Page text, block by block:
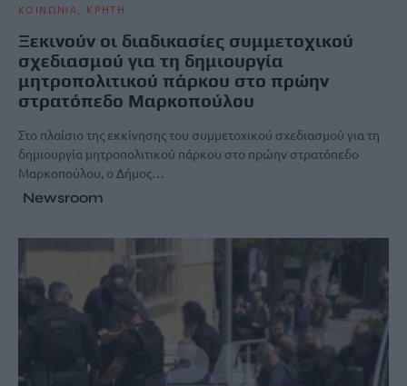
ΚΟΙΝΩΝΙΑ ΚΡΗΤΗ
Ξεκινούν οι διαδικασίες συμμετοχικού
σχεδιασμού για τη δημιουργία
μητροπολιτικού πάρκου στο πρώην
στρατόπεδο Μαρκοπούλου
Στο πλαίσιο της εκκίνησης του συμμετοχικού σχεδιασμού για τη
δημιουργία μητροπολιτικού πάρκου στο πρώην στρατόπεδο
Μαρκοπούλου, ο Δήμος…
Newsroom